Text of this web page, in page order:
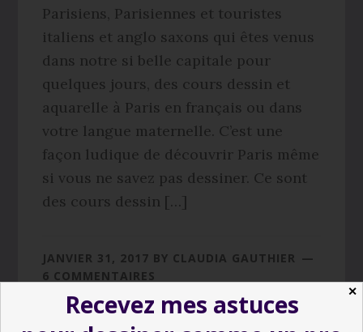
Parisiens, Parisiennes et touristes
italiens et anglo saxons qui êtes venus
dans notre si belle capitale pour
quelques jours, des cours dessin et
aquarelle à Paris en français ou dans
votre langue maternelle. C’est une
façon ludique de découvrir Paris même
si vous ne savez pas dessiner. Ce sont
des cours dessin […]
JANVIER 31, 2017 BY CLAUDIA GAUTHIER
6 COMMENTAIRES
✕
Recevez mes astuces